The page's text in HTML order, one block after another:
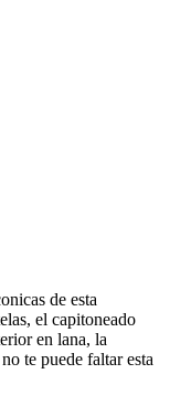
de esta
el capitoneado
en lana, la
te puede faltar esta